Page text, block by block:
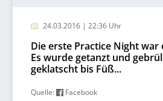
24.03.2016 | 22:36 Uhr
Die erste Practice Night war
Es wurde getanzt und
geklatscht bis Füß...
Quelle: Facebook